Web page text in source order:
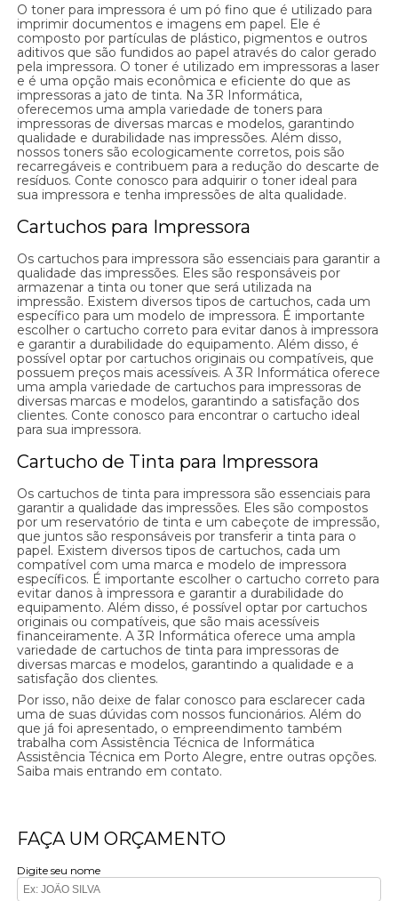
O toner para impressora é um pó fino que é utilizado para
imprimir documentos e imagens em papel. Ele é
composto por partículas de plástico, pigmentos e outros
aditivos que são fundidos ao papel através do calor gerado
pela impressora. O toner é utilizado em impressoras a laser
e é uma opção mais econômica e eficiente do que as
impressoras a jato de tinta. Na 3R Informática,
oferecemos uma ampla variedade de toners para
impressoras de diversas marcas e modelos, garantindo
qualidade e durabilidade nas impressões. Além disso,
nossos toners são ecologicamente corretos, pois são
recarregáveis e contribuem para a redução do descarte de
resíduos. Conte conosco para adquirir o toner ideal para
sua impressora e tenha impressões de alta qualidade.
Cartuchos para Impressora
Os cartuchos para impressora são essenciais para garantir a
qualidade das impressões. Eles são responsáveis por
armazenar a tinta ou toner que será utilizada na
impressão. Existem diversos tipos de cartuchos, cada um
específico para um modelo de impressora. É importante
escolher o cartucho correto para evitar danos à impressora
e garantir a durabilidade do equipamento. Além disso, é
possível optar por cartuchos originais ou compatíveis, que
possuem preços mais acessíveis. A 3R Informática oferece
uma ampla variedade de cartuchos para impressoras de
diversas marcas e modelos, garantindo a satisfação dos
clientes. Conte conosco para encontrar o cartucho ideal
para sua impressora.
Cartucho de Tinta para Impressora
Os cartuchos de tinta para impressora são essenciais para
garantir a qualidade das impressões. Eles são compostos
por um reservatório de tinta e um cabeçote de impressão,
que juntos são responsáveis por transferir a tinta para o
papel. Existem diversos tipos de cartuchos, cada um
compatível com uma marca e modelo de impressora
específicos. É importante escolher o cartucho correto para
evitar danos à impressora e garantir a durabilidade do
equipamento. Além disso, é possível optar por cartuchos
originais ou compatíveis, que são mais acessíveis
financeiramente. A 3R Informática oferece uma ampla
variedade de cartuchos de tinta para impressoras de
diversas marcas e modelos, garantindo a qualidade e a
satisfação dos clientes.
Por isso, não deixe de falar conosco para esclarecer cada
uma de suas dúvidas com nossos funcionários. Além do
que já foi apresentado, o empreendimento também
trabalha com Assistência Técnica de Informática
Assistência Técnica em Porto Alegre, entre outras opções.
Saiba mais entrando em contato.
FAÇA UM ORÇAMENTO
Digite seu nome